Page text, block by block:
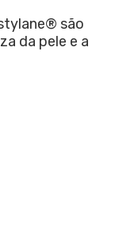
são
da pele e a